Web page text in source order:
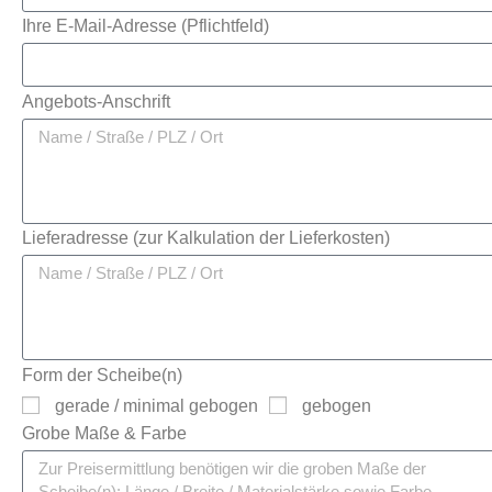
Ihre E-Mail-Adresse (Pflichtfeld)
Angebots-Anschrift
Lieferadresse (zur Kalkulation der Lieferkosten)
Form der Scheibe(n)
gerade / minimal gebogen
gebogen
Grobe Maße & Farbe